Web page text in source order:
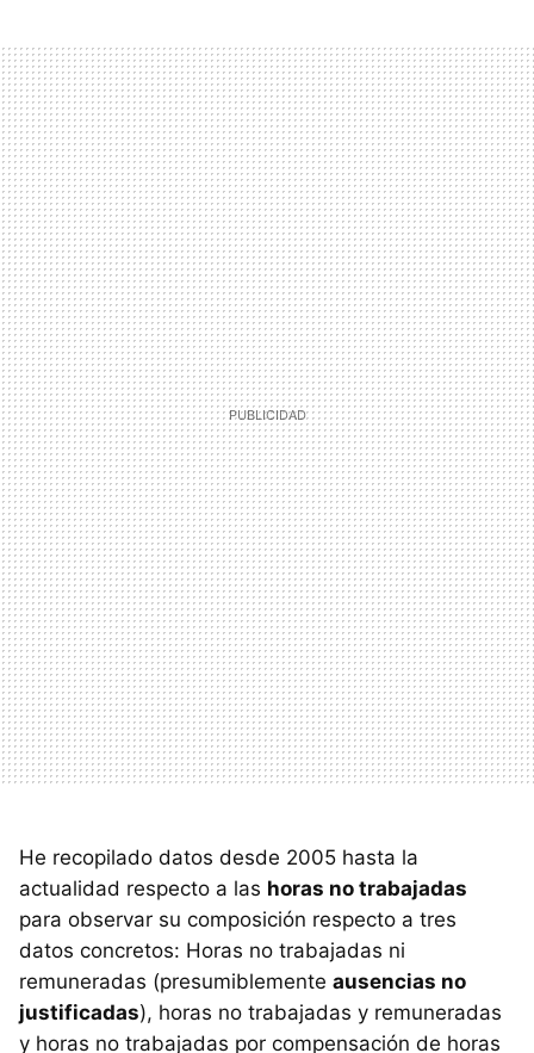
He recopilado datos desde 2005 hasta la
actualidad respecto a las horas no trabajadas
para observar su composición respecto a tres
datos concretos: Horas no trabajadas ni
remuneradas (presumiblemente ausencias no
justificadas), horas no trabajadas y remuneradas
y horas no trabajadas por compensación de horas